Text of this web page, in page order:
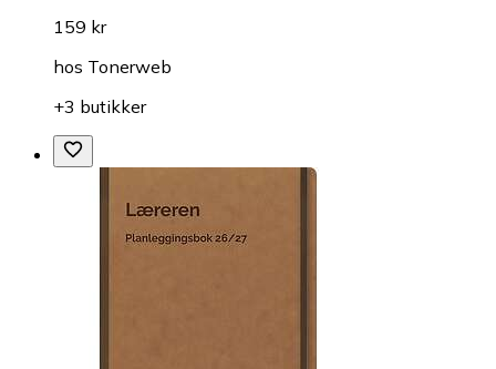
159 kr
hos Tonerweb
+3 butikker